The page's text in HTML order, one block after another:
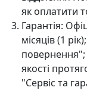
як оплатити
Гарантія:
місяців (1
якості
"Сервіс та